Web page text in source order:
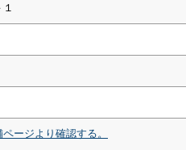
ージより確認する。